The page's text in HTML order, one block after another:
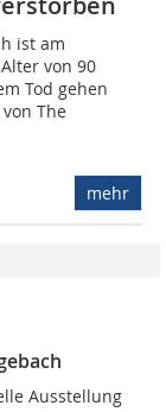
ist am
von 90
Tod gehen
The
mehr
Ausstellung